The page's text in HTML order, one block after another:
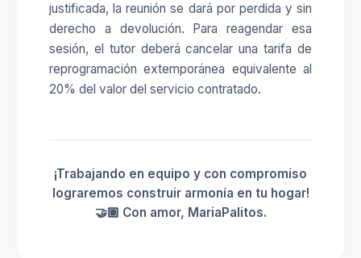
justificada, la reunión se dará por perdida y sin
derecho a devolución. Para reagendar esa
sesión, el tutor deberá cancelar una tarifa de
reprogramación extemporánea equivalente al
20% del valor del servicio contratado.
¡Trabajando en equipo y con compromiso
lograremos construir armonía en tu hogar!
🤝🏽 Con amor, MariaPalitos.